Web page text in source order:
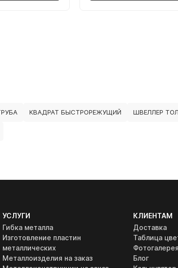
КВАДРАТ БЫСТРОРЕЖУЩИЙ ШВЕЛЛЕР
УСЛУГИ
Гибка металла
Изготовление пластин
металлических
Металлоизделия на заказ
КЛИЕНТАМ
Доставка
Таблица
Фотогалерея
Блог